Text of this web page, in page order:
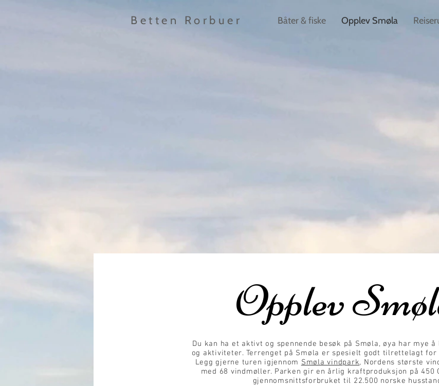
Betten Rorbuer Båter & fiske Opplev Smøla
Opplev
Du kan ha et aktivt og spennende besøk på Smøla, øya har mye å
og aktiviteter. Terrenget på Smøla er spesielt godt tilrettelagt for
Legg gjerne turen igjennom Smøla vindpark, Nordens største
med 68 vindmøller. Parken gir en årlig kraftproduksjon på 450
gjennomsnittsforbruket til 22.500 norske